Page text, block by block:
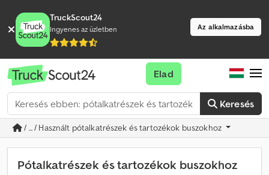
TruckScout24
Ingyenes az üzletben Az alkalmazásba
Keresés
Elad
/ ... / Használt pótalkatrészek és tartozékok buszokhoz
Pótalkatrészek és tartozékok buszokhoz